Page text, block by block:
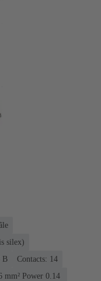
silex)
B
Contacts: 14
mm² Power 0.14